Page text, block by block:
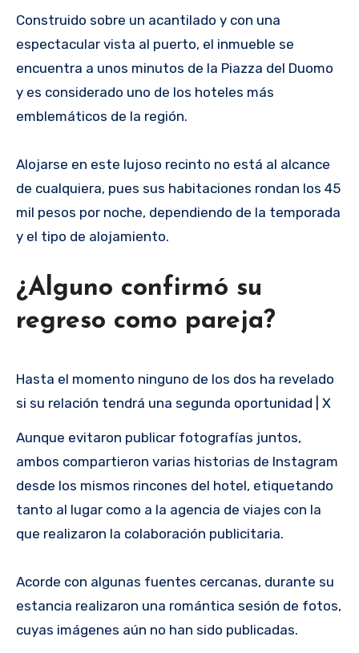
Construido sobre un acantilado y con una
espectacular vista al puerto, el inmueble se
encuentra a unos minutos de la Piazza del Duomo
y es considerado uno de los hoteles más
emblemáticos de la región.
Alojarse en este lujoso recinto no está al alcance
de cualquiera, pues sus habitaciones rondan los 45
mil pesos por noche, dependiendo de la temporada
y el tipo de alojamiento.
¿Alguno confirmó su
regreso como pareja?
Hasta el momento ninguno de los dos ha revelado
si su relación tendrá una segunda oportunidad | X
Aunque evitaron publicar fotografías juntos,
ambos compartieron varias historias de Instagram
desde los mismos rincones del hotel, etiquetando
tanto al lugar como a la agencia de viajes con la
que realizaron la colaboración publicitaria.
Acorde con algunas fuentes cercanas, durante su
estancia realizaron una romántica sesión de fotos,
cuyas imágenes aún no han sido publicadas.